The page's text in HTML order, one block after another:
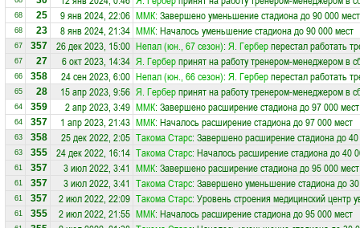
68 25 9 янв 2024, 22:06 ММК: Завершено уменьшение стадиона до 90 000 мест
68 23 8 янв 2024, 21:34 ММК: Началось уменьшение стадиона до 90 000 мест
67 357 26 дек 2023, 15:00 Непал (юн., 67 сезон): Я. Герберперестал работать
67 27 6 окт 2023, 14:34 Я. Герберпринят на работу тренером-менеджером в
66 358 24 сен 2023, 6:00 Непал (юн., 66 сезон): Я. Герберперестал работать
65 28 15 апр 2023, 9:56 Я. Герберпринят на работу тренером-менеджером в
64 359 2 апр 2023, 3:49 ММК: Завершено расширение стадиона до 97 000 мест
64 357 1 апр 2023, 21:43 ММК: Началось расширение стадиона до 97 000 мест
63 358 25 дек 2022, 2:05 Такома Старс: Завершено расширение стадиона до
63 355 24 дек 2022, 16:14 Такома Старс: Началось расширение стадиона до 40
61 357 3 июл 2022, 3:41 ММК: Завершено расширение стадиона до 95 000 мест
61 357 3 июл 2022, 3:41 Такома Старс: Завершено уменьшение стадиона до
61 357 2 июл 2022, 22:09 Такома Старс: Уровень строения медицинский центр
61 355 2 июл 2022, 21:55 ММК: Началось расширение стадиона до 95 000 мест